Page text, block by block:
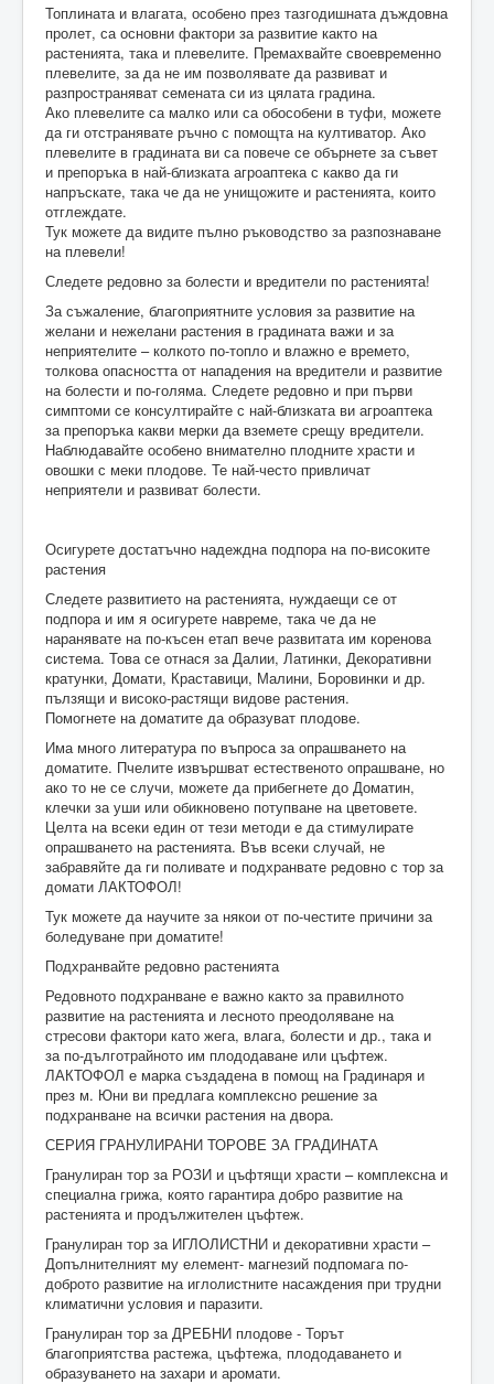
Топлината и влагата, особено през тазгодишната дъждовна
пролет, са основни фактори за развитие както на
растенията, така и плевелите. Премахвайте своевременно
плевелите, за да не им позволявате да развиват и
разпространяват семената си из цялата градина.
Ако плевелите са малко или са обособени в туфи, можете
да ги отстранявате ръчно с помощта на култиватор. Ако
плевелите в градината ви са повече се обърнете за съвет
и препоръка в най-близката агроаптека с какво да ги
напръскате, така че да не унищожите и растенията, които
отглеждате.
Тук можете да видите пълно ръководство за разпознаване
на плевели!
Следете редовно за болести и вредители по растенията!
За съжаление, благоприятните условия за развитие на
желани и нежелани растения в градината важи и за
неприятелите – колкото по-топло и влажно е времето,
толкова опасността от нападения на вредители и развитие
на болести и по-голяма. Следете редовно и при първи
симптоми се консултирайте с най-близката ви агроаптека
за препоръка какви мерки да вземете срещу вредители.
Наблюдавайте особено внимателно плодните храсти и
овошки с меки плодове. Те най-често привличат
неприятели и развиват болести.
Осигурете достатъчно надеждна подпора на по-високите
растения
Следете развитието на растенията, нуждаещи се от
подпора и им я осигурете навреме, така че да не
наранявате на по-късен етап вече развитата им коренова
система. Това се отнася за Далии, Латинки, Декоративни
кратунки, Домати, Краставици, Малини, Боровинки и др.
пълзящи и високо-растящи видове растения.
Помогнете на доматите да образуват плодове.
Има много литература по въпроса за опрашването на
доматите. Пчелите извършват естественото опрашване, но
ако то не се случи, можете да прибегнете до Доматин,
клечки за уши или обикновено потупване на цветовете.
Целта на всеки един от тези методи е да стимулирате
опрашването на растенията. Във всеки случай, не
забравяйте да ги поливате и подхранвате редовно с тор за
домати ЛАКТОФОЛ!
Тук можете да научите за някои от по-честите причини за
боледуване при доматите!
Подхранвайте редовно растенията
Редовното подхранване е важно както за правилното
развитие на растенията и лесното преодоляване на
стресови фактори като жега, влага, болести и др., така и
за по-дълготрайното им плододаване или цъфтеж.
ЛАКТОФОЛ е марка създадена в помощ на Градинаря и
през м. Юни ви предлага комплексно решение за
подхранване на всички растения на двора.
СЕРИЯ ГРАНУЛИРАНИ ТОРОВЕ ЗА ГРАДИНАТА
Гранулиран тор за РОЗИ и цъфтящи храсти – комплексна и
специална грижа, която гарантира добро развитие на
растенията и продължителен цъфтеж.
Гранулиран тор за ИГЛОЛИСТНИ и декоративни храсти –
Допълнителният му елемент- магнезий подпомага по-
доброто развитие на иглолистните насаждения при трудни
климатични условия и паразити.
Гранулиран тор за ДРЕБНИ плодове - Торът
благоприятства растежа, цъфтежа, плододаването и
образуването на захари и аромати.